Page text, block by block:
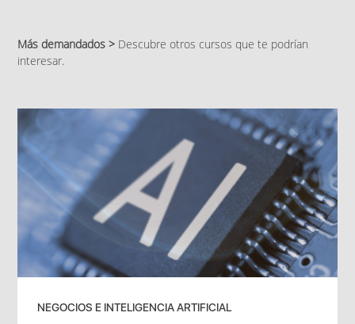
Más demandados > Descubre otros cursos que te podrían
interesar.
NEGOCIOS E INTELIGENCIA ARTIFICIAL